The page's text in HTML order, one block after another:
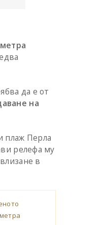
да е от
на
плаж Перла
релефа му
в